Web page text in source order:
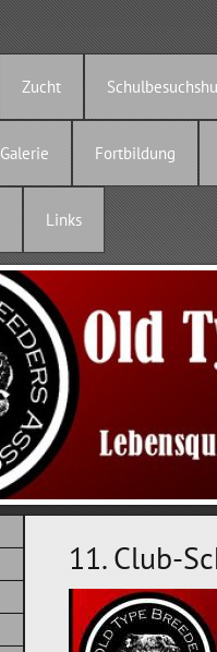
Zucht
Galerie Fortbildung
Links
11. Club-